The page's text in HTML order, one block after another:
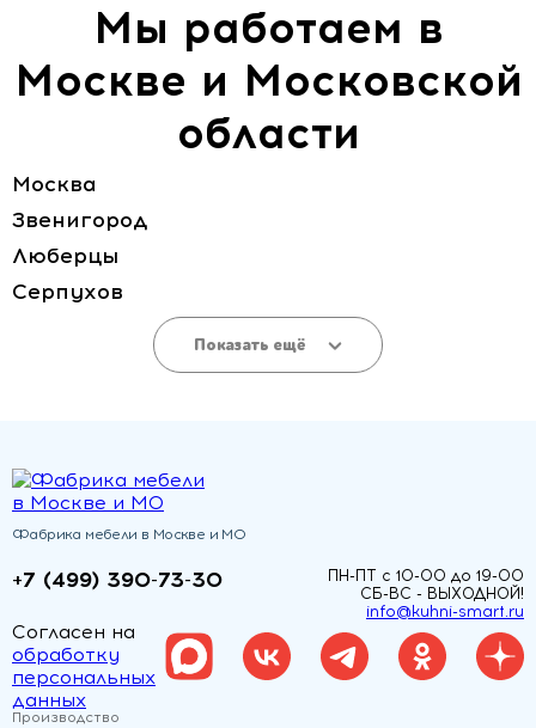
Мы работаем в
Москве и Московской
области
Москва
Звенигород
Люберцы
Серпухов
Показать ещё
Фабрика мебели в Москве и МО
+7 (499) 390-73-30
ПН-ПТ с 10-00 до 19-00
СБ-ВС - ВЫХОДНОЙ!
info@kuhni-smart.ru
Согласен на
обработку
персональных
данных
Производство